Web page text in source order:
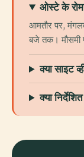
ओस्टे के
आमतौर पर,
बजे तक। मौसमी
क्या साइट
क्या